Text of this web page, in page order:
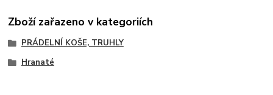
Zboží zařazeno v kategoriích
PRÁDELNÍ KOŠE, TRUHLY
Hranaté